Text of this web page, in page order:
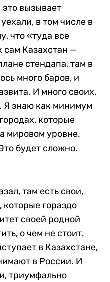
это вызывает
в том числе в
что «туда все
сам Казахстан —
стендапа, там в
много баров, и
И много своих,
Я знаю как минимум
которые
мировом уровне.
будет сложно.
там есть свои,
которые гораздо
своей родной
о чем не стоит.
в Казахстане,
в России. И
триумфально